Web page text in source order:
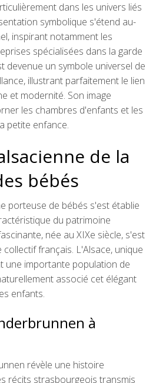
dans les univers liés
symbolique s'étend au-
inspirant notamment les
spécialisées dans la garde
devenue un symbole universel de
illustrant parfaitement le lien
et modernité. Son image
les chambres d'enfants et les
petite enfance.
de la
bébés
porteuse de bébés s'est établie
du patrimoine
née au XIXe siècle, s'est
français. L'Alsace, unique
une importante population de
associé cet élégant
enfants.
à
révèle une histoire
récits strasbourgeois transmis